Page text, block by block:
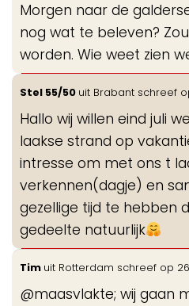
Morgen naar de
nog wat te beleven?
worden. Wie weet zien
Stel 55/50 uit Brabant schreef
Hallo wij willen eind juli
laakse strand op
intresse om met ons t
verkennen(dagje) en
gezellige tijd te hebben
gedeelte natuurlijk
Tim uit Rotterdam schreef op
@maasvlakte; wij gaan